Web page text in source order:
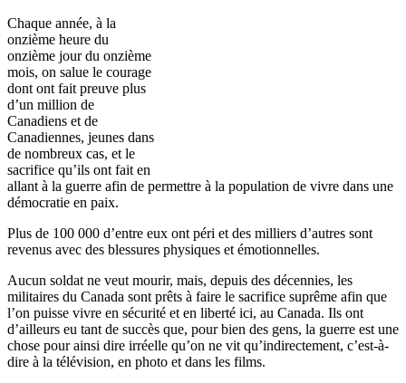
Chaque année, à la
onzième heure du
onzième jour du onzième
mois, on salue le courage
dont ont fait preuve plus
d’un million de
Canadiens et de
Canadiennes, jeunes dans
de nombreux cas, et le
sacrifice qu’ils ont fait en
allant à la guerre afin de permettre à la population de vivre dans une
démocratie en paix.
Plus de 100 000 d’entre eux ont péri et des milliers d’autres sont
revenus avec des blessures physiques et émotionnelles.
Aucun soldat ne veut mourir, mais, depuis des décennies, les
militaires du Canada sont prêts à faire le sacrifice suprême afin que
l’on puisse vivre en sécurité et en liberté ici, au Canada. Ils ont
d’ailleurs eu tant de succès que, pourbien des gens, la guerre est une
chose pourainsi dire irréelle qu’on ne vit qu’indirectement, c’est-à-
dire à la télévision, en photo et dans les films.